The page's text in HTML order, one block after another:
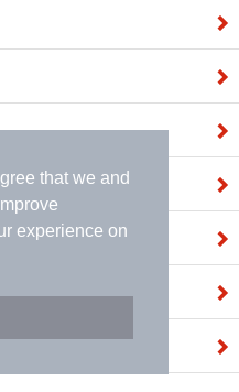
that we and
experience on